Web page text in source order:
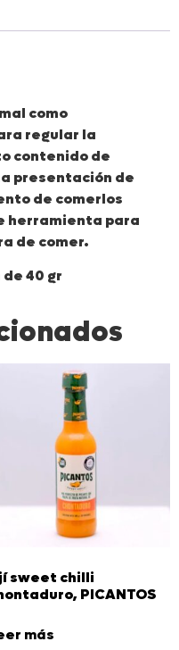
como
regular la
contenido de
presentación de
de comerlos
herramienta para
de comer.
40 gr
sweet chilli
PICANTOS
más